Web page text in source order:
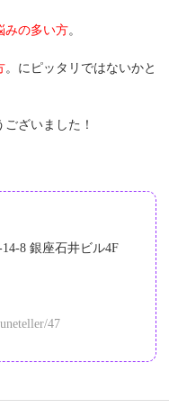
みの多い方。
。にピッタリではないかと
ざいました！
8 銀座石井ビル4F
47